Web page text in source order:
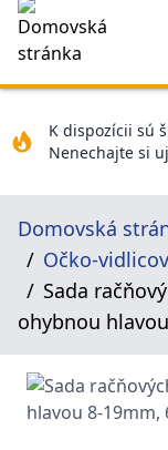
K dispozícii sú
Nenechajte si
Domovská
Očko-
Sada
ohybnou